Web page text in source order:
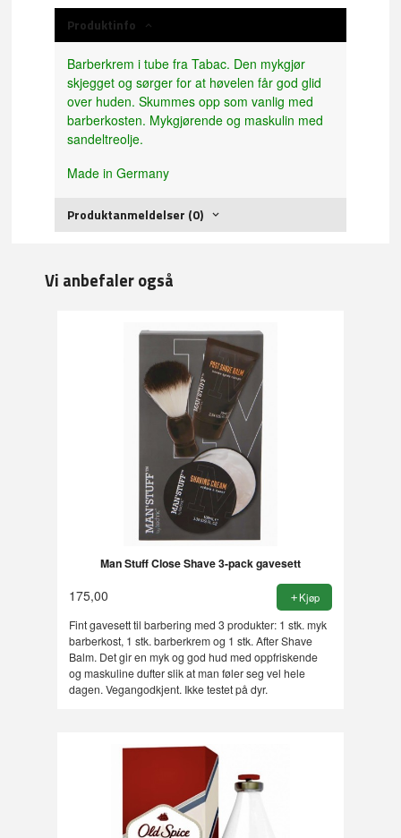
Produktinfo
Barberkrem i tube fra Tabac. Den mykgjør
skjegget og sørger for at høvelen får god glid
over huden. Skummes opp som vanlig med
barberkosten. Mykgjørende og maskulin med
sandeltreolje.
Made in Germany
Produktanmeldelser (0)
Vi anbefaler også
Man Stuff Close Shave 3-pack gavesett
175,00 Kjøp
Fint gavesett til barbering med 3 produkter: 1 stk. myk
barberkost, 1 stk. barberkrem og 1 stk. After Shave
Balm. Det gir en myk og god hud med oppfriskende
og maskuline dufter slik at man føler seg vel hele
dagen. Vegangodkjent. Ikke testet på dyr.